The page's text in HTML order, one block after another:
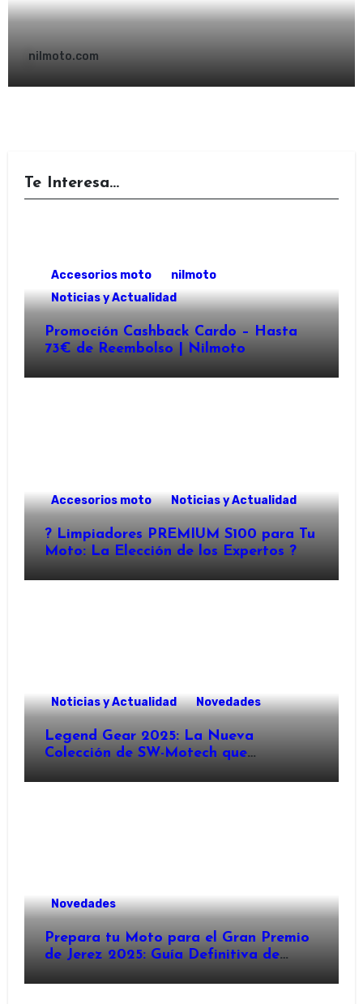
nilmoto.com
Te Interesa...
Accesorios moto
nilmoto
Noticias y Actualidad
Promoción Cashback Cardo – Hasta
73€ de Reembolso | Nilmoto
Accesorios moto Noticias y Actualidad
?️ Limpiadores PREMIUM S100 para Tu
Moto: La Elección de los Expertos ?
Noticias y Actualidad Novedades
Legend Gear 2025: La Nueva
Colección de SW-Motech que
Motocicletas ?️
Novedades
Prepara tu Moto para el Gran Premio
de Jerez 2025: Guía Definitiva de